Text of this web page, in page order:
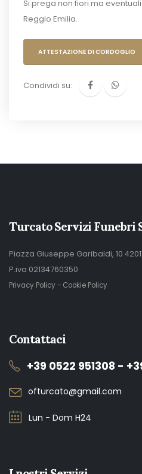
Si prega non fiori ma
Reggio Emilia.
ATTESTAZIONE DI CORDOGLIO
Condividi su:
Turcato Servizi Funebri
Piazza Giuseppe Garibaldi, 10
P.iva 02134760350
Privacy Policy- Cookie Policy
Contattaci
+39 0522 951308 -
ofturcato@gmail.com
Lun - Dom H24